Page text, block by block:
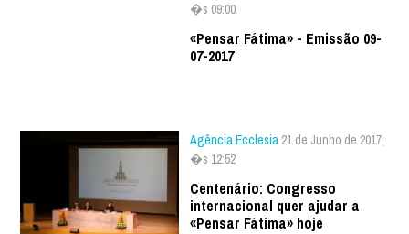
�s 09:00
«Pensar Fátima» - Emissão 09-
07-2017
Agência Ecclesia 21 de Junho de 2017,
�s 12:52
Centenário: Congresso
internacional quer ajudar a
«Pensar Fátima» hoje